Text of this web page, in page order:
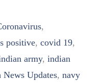
,
positive, covid 19,
army, indian
News Updates, navy